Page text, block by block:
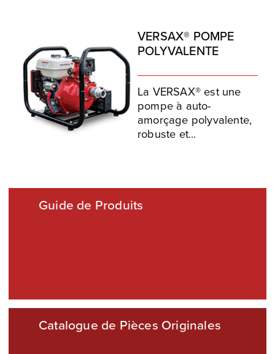
VERSAX® POMPE
POLYVALENTE
La VERSAX® est une
pompe à auto-
amorçage polyvalente,
robuste et...
Guide de Produits
Catalogue de Pièces Originales